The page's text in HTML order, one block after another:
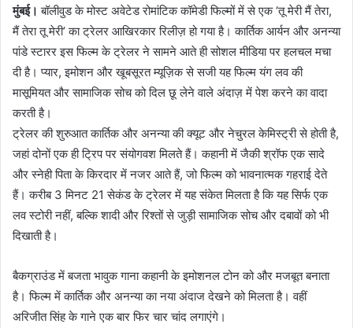
मुंबई।बॉलीवुड के मोस्ट अवेटेड रोमांटिक कॉमेडी फिल्मों में से एक ‘तू मेरी मैं तेरा,
मैं तेरा तू मेरी’ का ट्रेलर आखिरकार रिलीज़ हो गया है। कार्तिक आर्यन और अनन्या
पांडे स्टारर इस फिल्म के ट्रेलर ने सामने आते ही सोशल मीडिया पर हलचल मचा
दी है। प्यार, इमोशन और खूबसूरत म्यूज़िक से सजी यह फिल्म यंग लव की
मासूमियत और सामाजिक सोच को दिल छू लेने वाले अंदाज़ में पेश करने का वादा
करती है।
ट्रेलर की शुरुआत कार्तिक और अनन्या की क्यूट और नेचुरल केमिस्ट्री से होती है,
जहां दोनों एक ही ट्रिप पर संयोगवश मिलते हैं। कहानी में जैकी श्रॉफ एक सादे
और स्नेही पिता के किरदार में नजर आते हैं, जो फिल्म को भावनात्मक गहराई देते
हैं। करीब 3 मिनट 21 सेकंड के ट्रेलर में यह संकेत मिलता है कि यह सिर्फ एक
लव स्टोरी नहीं, बल्कि शादी और रिश्तों से जुड़ी सामाजिक सोच और दबावों को भी
दिखाती है।
बैकग्राउंड में बजता भावुक गाना कहानी के इमोशनल टोन को और मजबूत बनाता
है। फिल्म में कार्तिक और अनन्या का नया अंदाज देखने को मिलता है। वहीं
अरिजीत सिंह के गाने एक बार फिर चार चांद लगाएंगे।